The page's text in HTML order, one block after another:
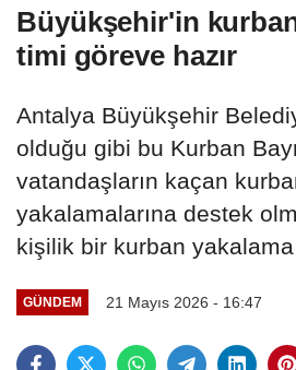
Büyükşehir'in
timi göreve hazır
Antalya Büyükşehir
olduğu gibi bu Kurban
vatandaşların kaçan
yakalamalarına destek
kişilik bir kurban
GÜNDEM 21 Mayıs 2026 - 16:47